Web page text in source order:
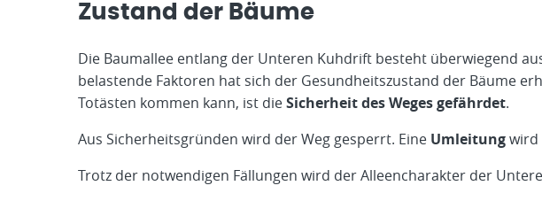
Zustand der Bäume
Die Baumallee entlang der Unteren Kuhdrift besteht überwiegend
belastende Faktoren hat sich der Gesundheitszustand der Bäume
Totästen kommen kann, ist dieSicherheit des Weges gefährdet.
Aus Sicherheitsgründen wird der Weg gesperrt. Eine Umleitungwird
Trotz der notwendigen Fällungen wird der Alleencharakter der